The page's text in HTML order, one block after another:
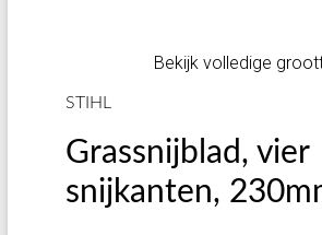
Bekijk volledige
STIHL
Grassnijblad, vier
snijkanten,